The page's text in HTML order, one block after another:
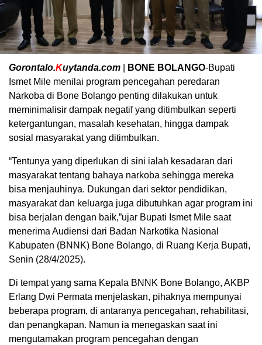
Gorontalo.Kuytanda.com BONE BOLANGO-Bupati
Ismet Mile menilai program pencegahan peredaran
Narkoba di Bone Bolango penting dilakukan untuk
meminimalisir dampak negatif yang ditimbulkan seperti
ketergantungan, masalah kesehatan, hingga dampak
sosial masyarakat yang ditimbulkan.
“Tentunya yang diperlukan di sini ialah kesadaran dari
masyarakat tentang bahaya narkoba sehingga mereka
bisa menjauhinya. Dukungan dari sektor pendidikan,
masyarakat dan keluarga juga dibutuhkan agar program ini
bisa berjalan dengan baik,”ujar Bupati Ismet Mile saat
menerima Audiensi dari Badan Narkotika Nasional
Kabupaten (BNNK) Bone Bolango, di Ruang Kerja Bupati,
Senin (28/4/2025).
Di tempat yang sama Kepala BNNK Bone Bolango, AKBP
Erlang Dwi Permata menjelaskan, pihaknya mempunyai
beberapa program, di antaranya pencegahan, rehabilitasi,
dan penangkapan. Namun ia menegaskan saat ini
mengutamakan program pencegahan dengan